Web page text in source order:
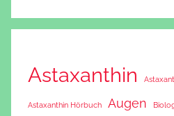
Astaxanthin
Astaxanthin Hörbuch Augen